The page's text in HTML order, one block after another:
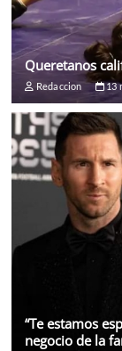
Queretanos
Redaccion 13
“Te estamos
negocio de la